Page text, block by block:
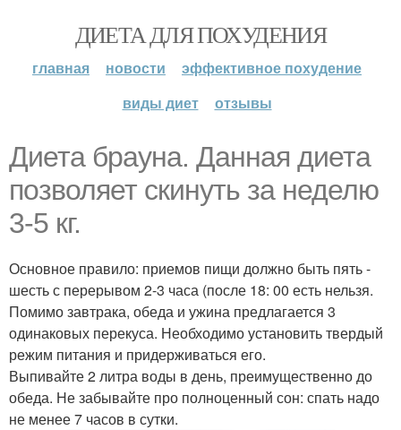
ДИЕТА ДЛЯ ПОХУДЕНИЯ
главная новости
эффективное похудение
виды диет
отзывы
Диета брауна. Данная диета
позволяет скинуть за неделю
3-5 кг.
Основное правило: приемов пищи должно быть пять -
шесть с перерывом 2-3 часа (после 18: 00 есть нельзя.
Помимо завтрака, обеда и ужина предлагается 3
одинаковых перекуса. Необходимо установить твердый
режим питания и придерживаться его.
Выпивайте 2 литра воды в день, преимущественно до
обеда. Не забывайте про полноценный сон: спать надо
не менее 7 часов в сутки.